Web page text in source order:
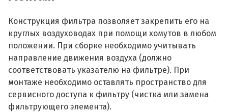
Конструкция фильтра позволяет закрепить его на
круглых воздуховодах при помощи хомутов в любом
положении. При сборке необходимо учитывать
направление движения воздуха (должно
соответствовать указателю на фильтре). При
монтаже необходимо оставлять пространство для
сервисного доступа к фильтру (чистка или замена
фильтрующего элемента).